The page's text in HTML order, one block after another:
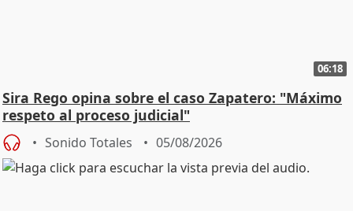
06:18
Sira Rego opina sobre el caso Zapatero: "Máximo
respeto al proceso judicial"
Sonido Totales 05/08/2026